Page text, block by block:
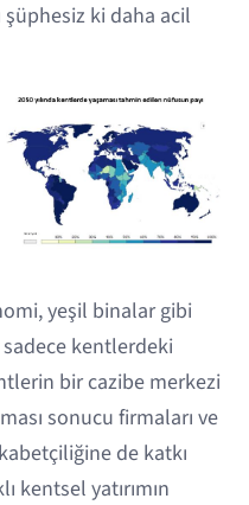
şüphesiz ki daha acil
yeşil binalar gibi
sadece kentlerdeki
bir cazibe merkezi
sonucu firmaları ve
de katkı
kentsel yatırımın